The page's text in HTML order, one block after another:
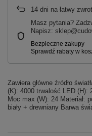
14 dni na łatwy zwrot
Masz pytania?
Napisz:
Zawiera główne źródło
(K): 4000 trwalość LED (H):
Moc max (W): 24 Materiał:
biały + drewniany Barwa